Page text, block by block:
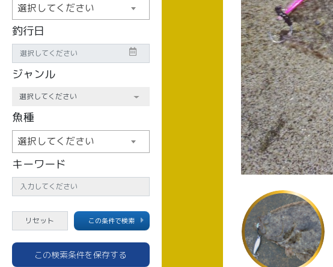
選択してください
釣行日
ジャンル
魚種
選択してください
キーワード
この条件で検索
この検索条件を保存する